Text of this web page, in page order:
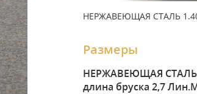
НЕРЖАВЕЮЩАЯ СТАЛЬ
Размеры
НЕРЖАВЕЮЩАЯ СТАЛЬ
длина бруска 2,7